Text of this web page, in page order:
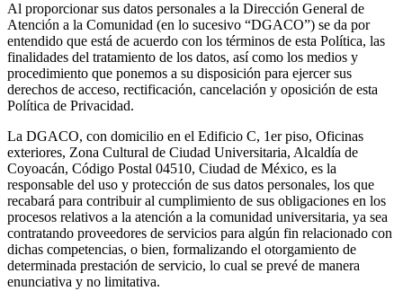
Al proporcionar sus datos personales a la Dirección General de
Atención a la Comunidad (en lo sucesivo “DGACO”) se da por
entendido que está de acuerdo con los términos de esta Política, las
finalidades del tratamiento de los datos, así como los medios y
procedimiento que ponemos a su disposición para ejercer sus
derechos de acceso, rectificación, cancelación y oposición de esta
Política de Privacidad.
La DGACO, con domicilio en el Edificio C, 1er piso, Oficinas
exteriores, Zona Cultural de Ciudad Universitaria, Alcaldía de
Coyoacán, Código Postal 04510, Ciudad de México, es la
responsable del uso y protección de sus datos personales, los que
recabará para contribuir al cumplimiento de sus obligaciones en los
procesos relativos a la atención a la comunidad universitaria, ya sea
contratando proveedores de servicios para algún fin relacionado con
dichas competencias, o bien, formalizando el otorgamiento de
determinada prestación de servicio, lo cual se prevé de manera
enunciativa y no limitativa.